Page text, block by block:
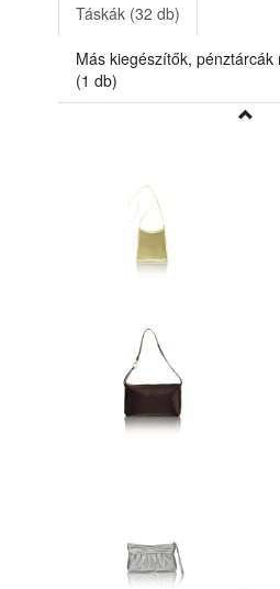
Táskák (32 db)
Más kiegészítők, pénztárcák
(1 db)